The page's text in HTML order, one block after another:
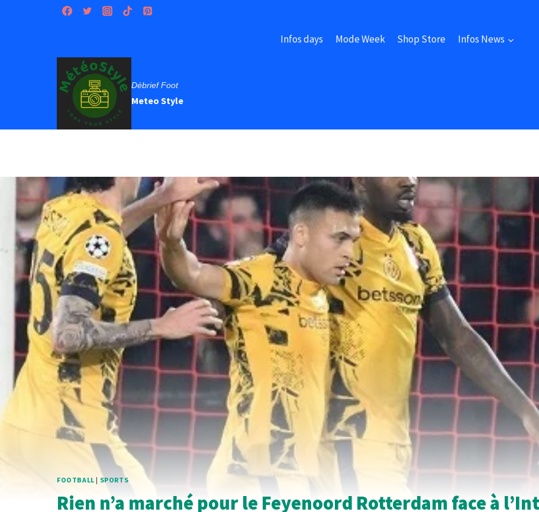
Infos days Mode Week Shop Store Infos News
Débrief Foot
Meteo Style
FOOTBALL | SPORTS
Rien n’a marché pour le Feyenoord Rotterdam face à